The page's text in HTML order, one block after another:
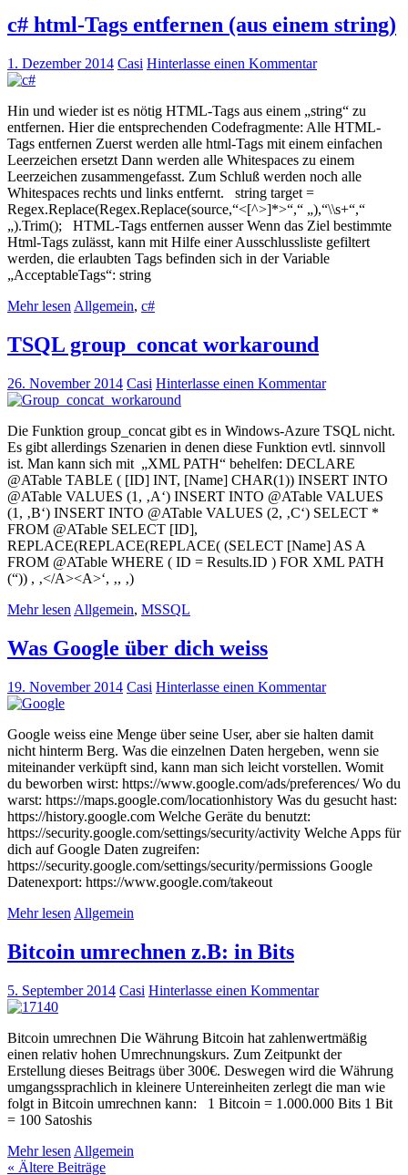
c# html-Tags entfernen (aus einem string)
1. Dezember 2014 Casi Hinterlasse einen Kommentar
Hin und wieder ist es nötig HTML-Tags aus einem „string“ zu
entfernen. Hier die entsprechenden Codefragmente: Alle HTML-
Tags entfernen Zuerst werden alle html-Tags mit einem einfachen
Leerzeichen ersetzt Dann werden alle Whitespaces zu einem
Leerzeichen zusammengefasst. Zum Schluß werden noch alle
Whitespaces rechts und links entfernt. string target =
Regex.Replace(Regex.Replace(source,“<[^>]*>“,“ „),“\\s+“,“
„).Trim(); HTML-Tags entfernen ausser Wenn das Ziel bestimmte
Html-Tags zulässt, kann mit Hilfe einer Ausschlussliste gefiltert
werden, die erlaubten Tags befinden sich in der Variable
„AcceptableTags“: string
Mehr lesen Allgemein, c#
TSQL group_concat workaround
26. November 2014 Casi Hinterlasse einen Kommentar
Die Funktion group_concat gibt es in Windows-Azure TSQL nicht.
Es gibt allerdings Szenarien in denen diese Funktion evtl. sinnvoll
ist. Man kann sich mit „XML PATH“ behelfen: DECLARE
@ATable TABLE ( [ID] INT, [Name] CHAR(1)) INSERT INTO
@ATable VALUES (1, ‚A‘) INSERT INTO @ATable VALUES
(1, ‚B‘) INSERT INTO @ATable VALUES (2, ‚C‘) SELECT *
FROM @ATable SELECT [ID],
REPLACE(REPLACE(REPLACE( (SELECT [Name] AS A
FROM @ATable WHERE ( ID = Results.ID ) FOR XML PATH
(“)) , ‚</A><A>‘, ‚, ‚)
Mehr lesen Allgemein, MSSQL
Was Google über dich weiss
19. November 2014 Casi Hinterlasse einen Kommentar
Google weiss eine Menge über seine User, aber sie halten damit
nicht hinterm Berg. Was die einzelnen Daten hergeben, wenn sie
miteinander verküpft sind, kann man sich leicht vorstellen. Womit
du beworben wirst: https://www.google.com/ads/preferences/ Wo du
warst: https://maps.google.com/locationhistory Was du gesucht hast:
https://history.google.com Welche Geräte du benutzt:
https://security.google.com/settings/security/activity Welche Apps für
dich auf Google Daten zugreifen:
https://security.google.com/settings/security/permissions Google
Datenexport: https://www.google.com/takeout
Mehr lesen Allgemein
Bitcoin umrechnen z.B: in Bits
5. September 2014 Casi Hinterlasse einen Kommentar
Bitcoin umrechnen Die Währung Bitcoin hat zahlenwertmäßig
einen relativ hohen Umrechnungskurs. Zum Zeitpunkt der
Erstellung dieses Beitrags über 300€. Deswegen wird die Währung
umgangssprachlich in kleinere Untereinheiten zerlegt die man wie
folgt in Bitcoin umrechnen kann: 1 Bitcoin = 1.000.000 Bits 1 Bit
= 100 Satoshis
Mehr lesen Allgemein
« Ältere Beiträge